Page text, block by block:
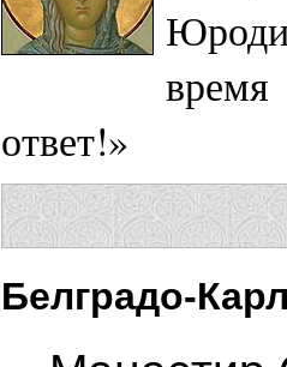
ответ!»
Белградо-